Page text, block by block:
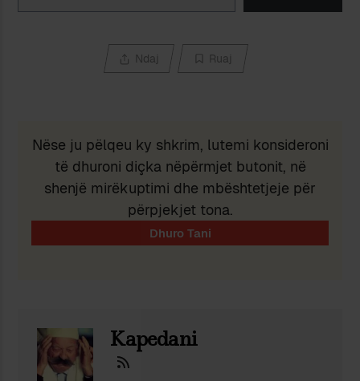
Ndaj Ruaj
Nëse ju pëlqeu ky shkrim, lutemi konsideroni
të dhuroni diçka nëpërmjet butonit, në
shenjë mirëkuptimi dhe mbështetjeje për
përpjekjet tona.
Kapedani